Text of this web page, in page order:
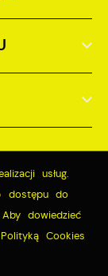
usług.
dostępu do
dowiedzieć
Cookies